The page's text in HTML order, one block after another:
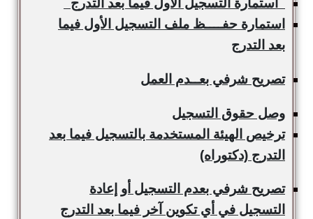
استمارة التسجيل الأول فيما بعد التدرج
استمارة حفــــظ ملف التسجيل الأول فيما
بعد التدرج
تصريح شرفي بعــدم العمل
وصل حقوق التسجيل
ترخيص الهيئة المستخدمة بالتسجيل فيما بعد
التدرج (دكتوراه)
تصريح شرفي بعدم التسجيل أو إعادة
التسجيل في أي تكوين آخر فيما بعد التدرج